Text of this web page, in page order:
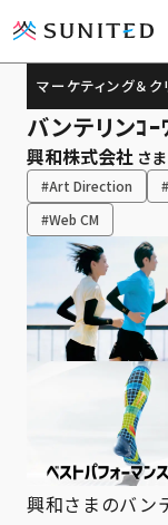
ソリューショ
導入事例
課題解決コラ
お役立ち資料
会社概要
マーケティング＆ク
バンテリンｺ
興和株式会社 さま
#Art Direction
#Web CM
興和さまのバン